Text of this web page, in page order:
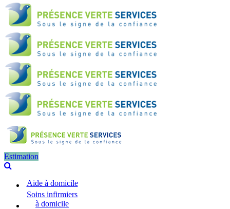
Estimation
Aide à domicile
Soins infirmiers
à domicile